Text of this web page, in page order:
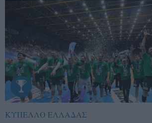
ΚΥΠΕΛΛΟ ΕΛΛΑΔΑΣ